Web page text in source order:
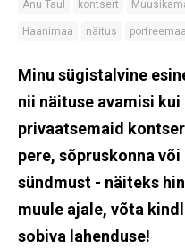
Anu Taul kontsert
Haanimaa näitus portreemaal
Minu sügistalvine
nii näituse avamisi
privaatsemaid
pere, sõpruskonna
sündmust - näiteks
muule ajale, võta
sobiva lahenduse!